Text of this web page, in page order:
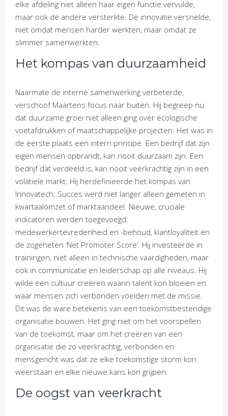
elke afdeling niet alleen haar eigen functie vervulde,
maar ook de andere versterkte. De innovatie versnelde,
niet omdat mensen harder werkten, maar omdat ze
slimmer samenwerkten.
Het kompas van duurzaamheid
Naarmate de interne samenwerking verbeterde,
verschoof Maartens focus naar buiten. Hij begreep nu
dat duurzame groei niet alleen ging over ecologische
voetafdrukken of maatschappelijke projecten. Het was in
de eerste plaats een intern principe. Een bedrijf dat zijn
eigen mensen opbrandt, kan nooit duurzaam zijn. Een
bedrijf dat verdeeld is, kan nooit veerkrachtig zijn in een
volatiele markt. Hij herdefinieerde het kompas van
Innovatech. Succes werd niet langer alleen gemeten in
kwartaalomzet of marktaandeel. Nieuwe, cruciale
indicatoren werden toegevoegd:
medewerkertevredenheid en -behoud, klantloyaliteit en
de zogeheten ‘Net Promoter Score’. Hij investeerde in
trainingen, niet alleen in technische vaardigheden, maar
ook in communicatie en leiderschap op alle niveaus. Hij
wilde een cultuur creëren waarin talent kon bloeien en
waar mensen zich verbonden voelden met de missie.
Dit was de ware betekenis van een toekomstbestendige
organisatie bouwen. Het ging niet om het voorspellen
van de toekomst, maar om het creëren van een
organisatie die zo veerkrachtig, verbonden en
mensgericht was dat ze elke toekomstige storm kon
weerstaan en elke nieuwe kans kon grijpen.
De oogst van veerkracht